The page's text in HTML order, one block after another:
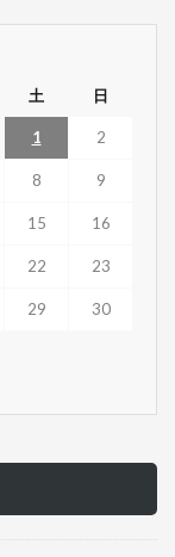
土 日
1 2
8 9
15 16
22 23
29 30